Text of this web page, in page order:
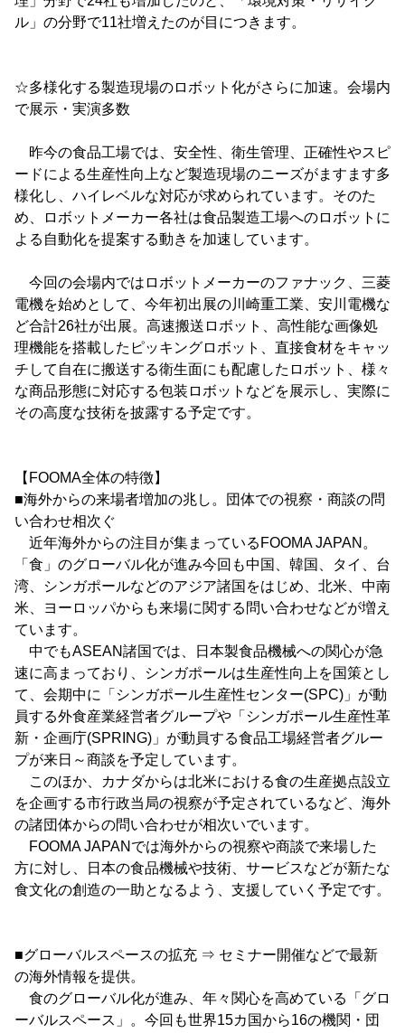
ル」の分野で11社増えたのが目につきます。
☆多様化する製造現場のロボット化がさらに加速。会場内
で展示・実演多数
昨今の食品工場では、安全性、衛生管理、正確性やスピ
ードによる生産性向上など製造現場のニーズがますます多
様化し、ハイレベルな対応が求められています。そのた
め、ロボットメーカー各社は食品製造工場へのロボットに
よる自動化を提案する動きを加速しています。
今回の会場内ではロボットメーカーのファナック、三菱
電機を始めとして、今年初出展の川崎重工業、安川電機な
ど合計26社が出展。高速搬送ロボット、高性能な画像処
理機能を搭載したピッキングロボット、直接食材をキャッ
チして自在に搬送する衛生面にも配慮したロボット、様々
な商品形態に対応する包装ロボットなどを展示し、実際に
その高度な技術を披露する予定です。
【FOOMA全体の特徴】
■海外からの来場者増加の兆し。団体での視察・商談の問
い合わせ相次ぐ
近年海外からの注目が集まっているFOOMA JAPAN。
「食」のグローバル化が進み今回も中国、韓国、タイ、台
湾、シンガポールなどのアジア諸国をはじめ、北米、中南
米、ヨーロッパからも来場に関する問い合わせなどが増え
ています。
中でもASEAN諸国では、日本製食品機械への関心が急
速に高まっており、シンガポールは生産性向上を国策とし
て、会期中に「シンガポール生産性センター(SPC)」が動
員する外食産業経営者グループや「シンガポール生産性革
新・企画庁(SPRING)」が動員する食品工場経営者グルー
プが来日～商談を予定しています。
このほか、カナダからは北米における食の生産拠点設立
を企画する市行政当局の視察が予定されているなど、海外
の諸団体からの問い合わせが相次いでいます。
FOOMA JAPANでは海外からの視察や商談で来場した
方に対し、日本の食品機械や技術、サービスなどが新たな
食文化の創造の一助となるよう、支援していく予定です。
■グローバルスペースの拡充 ⇒ セミナー開催などで最新
の海外情報を提供。
食のグローバル化が進み、年々関心を高めている「グロ
ーバルスペース」。今回も世界15カ国から16の機関・団